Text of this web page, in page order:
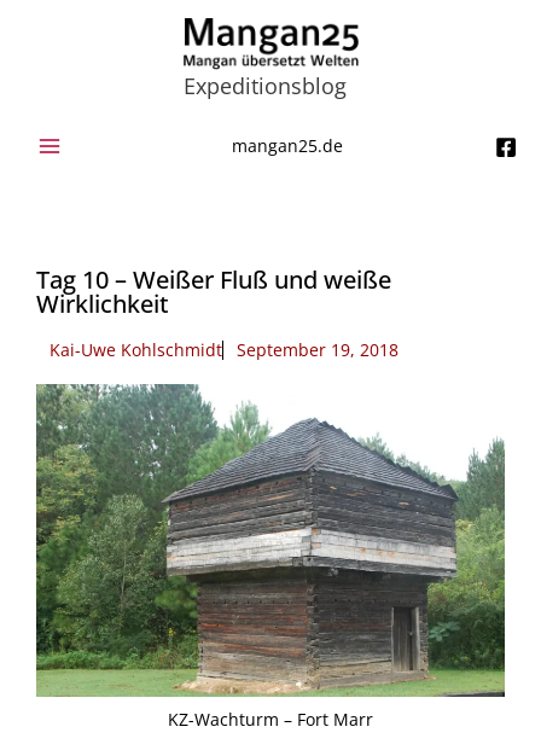
Expeditionsblog
mangan25.de
Tag 10 – Weißer Fluß und weiße
Wirklichkeit
Kai-Uwe Kohlschmidt September 19, 2018
KZ-Wachturm – Fort Marr